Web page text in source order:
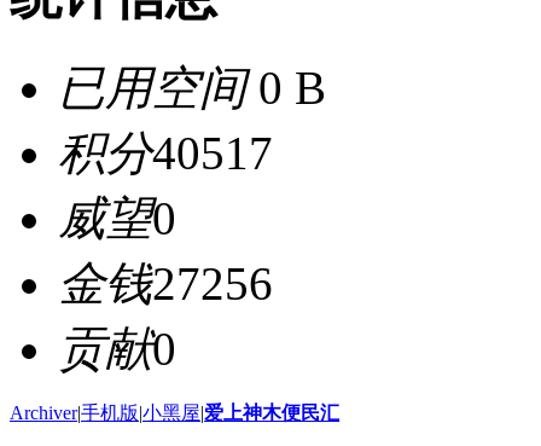
已用空间0 B
积分40517
威望0
金钱27256
贡献0
Archiver|手机版|小黑屋|爱上神木便民汇